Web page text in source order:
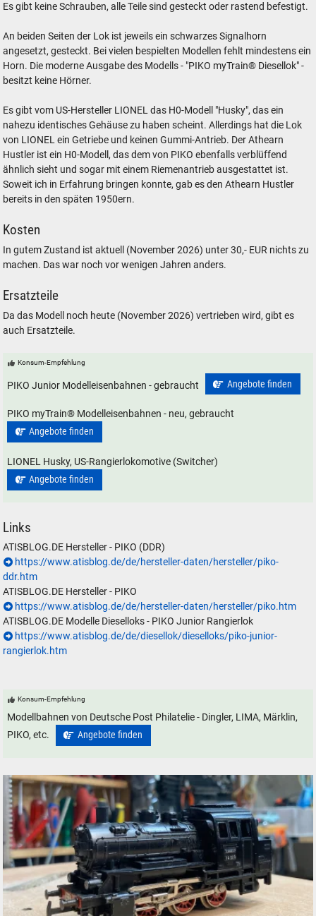
Es gibt keine Schrauben, alle Teile sind gesteckt oder rastend befestigt.
An beiden Seiten der Lok ist jeweils ein schwarzes Signalhorn
angesetzt, gesteckt. Bei vielen bespielten Modellen fehlt mindestens ein
Horn. Die moderne Ausgabe des Modells - "PIKO myTrain® Diesellok" -
besitzt keine Hörner.
Es gibt vom US-Hersteller LIONEL das H0-Modell "Husky", das ein
nahezu identisches Gehäuse zu haben scheint. Allerdings hat die Lok
von LIONEL ein Getriebe und keinen Gummi-Antrieb. Der Athearn
Hustler ist ein H0-Modell, das dem von PIKO ebenfalls verblüffend
ähnlich sieht und sogar mit einem Riemenantrieb ausgestattet ist.
Soweit ich in Erfahrung bringen konnte, gab es den Athearn Hustler
bereits in den späten 1950ern.
Kosten
In gutem Zustand ist aktuell (November 2026) unter 30,- EUR nichts zu
machen. Das war noch vor wenigen Jahren anders.
Ersatzteile
Da das Modell noch heute (November 2026) vertrieben wird, gibt es
auch Ersatzteile.
Konsum-Empfehlung
PIKO Junior Modelleisenbahnen - gebraucht Angebote finden
PIKO myTrain® Modelleisenbahnen - neu, gebraucht
Angebote finden
LIONEL Husky, US-Rangierlokomotive (Switcher)
Angebote finden
Links
ATISBLOG.DE Hersteller - PIKO (DDR)
https://www.atisblog.de/de/hersteller-daten/hersteller/piko-
ddr.htm
ATISBLOG.DE Hersteller - PIKO
https://www.atisblog.de/de/hersteller-daten/hersteller/piko.htm
ATISBLOG.DE Modelle Dieselloks - PIKO Junior Rangierlok
https://www.atisblog.de/de/diesellok/dieselloks/piko-junior-
rangierlok.htm
Konsum-Empfehlung
Modellbahnen von Deutsche Post Philatelie - Dingler, LIMA, Märklin,
PIKO, etc.
Angebote finden